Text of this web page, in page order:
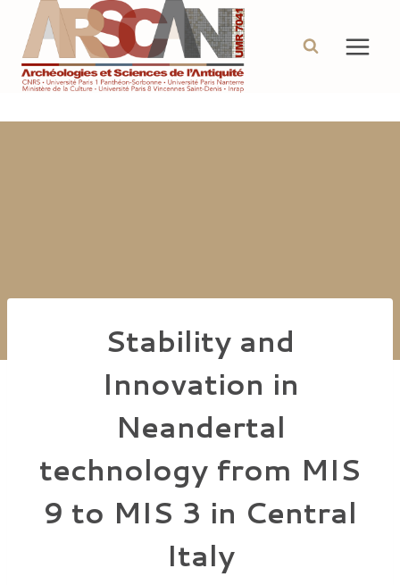
contenu
Stability and
Innovation in
Neandertal
technology from MIS
9 to MIS 3 in Central
Italy